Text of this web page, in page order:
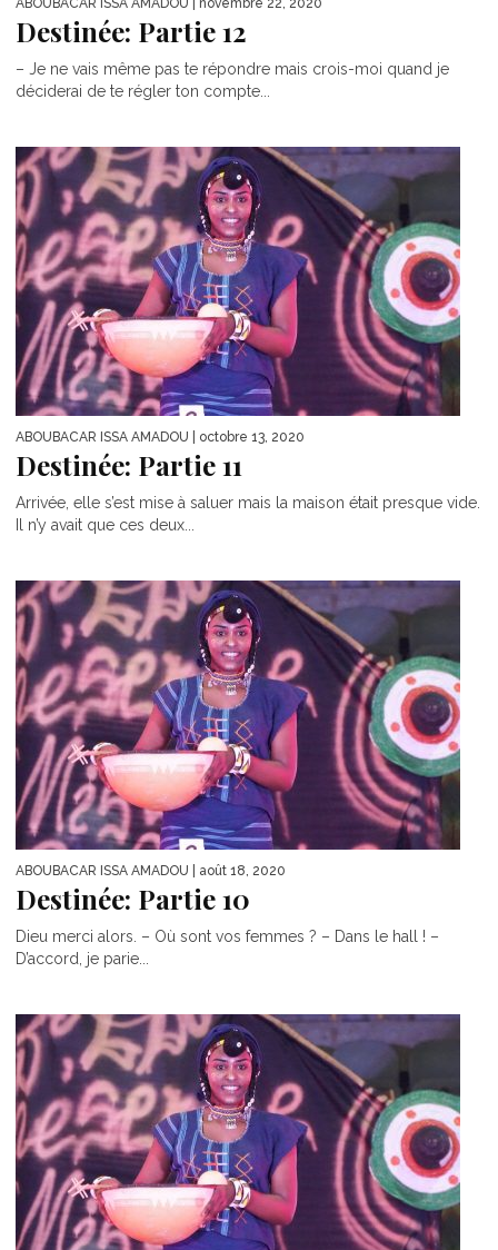
ABOUBACAR ISSA AMADOU | novembre 22, 2020
Destinée: Partie 12
– Je ne vais même pas te répondre mais crois-moi quand je
déciderai de te régler ton compte...
ABOUBACAR ISSA AMADOU | octobre 13, 2020
Destinée: Partie 11
Arrivée, elle s’est mise à saluer mais la maison était presque vide.
Il n’y avait que ces deux...
ABOUBACAR ISSA AMADOU | août 18, 2020
Destinée: Partie 10
Dieu merci alors. – Où sont vos femmes ? – Dans le hall ! –
D’accord, je parie...